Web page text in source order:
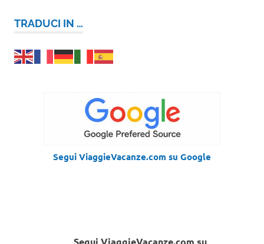
TRADUCI IN …
Segui ViaggieVacanze.com su Google
Segui ViaggieVacanze.com su